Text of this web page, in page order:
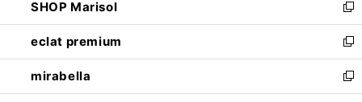
く
で
開
く
ド
ウ
で
開
く
ィ
ン
ド
ウ
で
開
い
ウ
ィ
ン
ド
ウ
SHOP Marisol
新
し
い
ウ
ィ
ン
eclat premium
新
し
い
ウ
mirabella
新
し